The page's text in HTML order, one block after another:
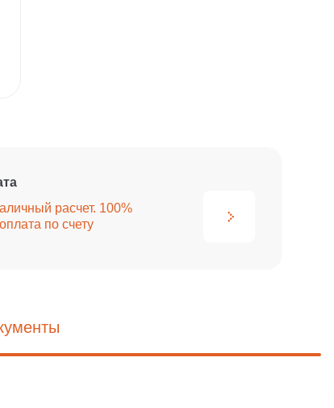
расчет. 100%
по счету